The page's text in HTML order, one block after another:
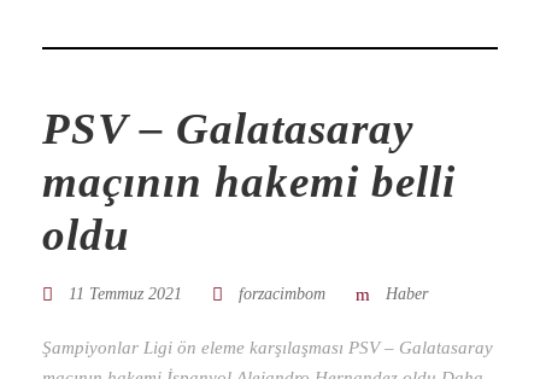
PSV – Galatasaray
maçının hakemi belli
oldu
11 Temmuz 2021 forzacimbom Haber
Şampiyonlar Ligi ön eleme karşılaşması PSV – Galatasaray